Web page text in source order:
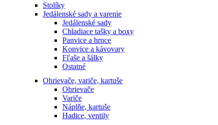
Stolíky
Jedálenské sady a varenie
Jedálenské sady
Chladiace tašky a boxy
Panvice a hrnce
Konvice a kávovary
Fľaše a šálky
Ostatné
Ohrievače, variče, kartuše
Ohrievače
Variče
Náplňe, kartuše
Hadice, ventily